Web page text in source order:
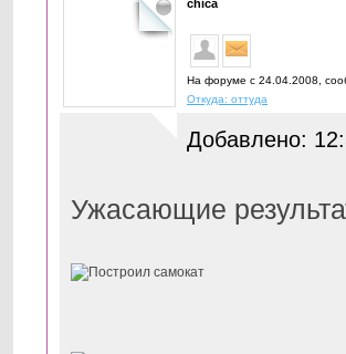
chica
На форуме с 24.04.2008,
Откуда: оттуда
Добавлено:
Ужасающие